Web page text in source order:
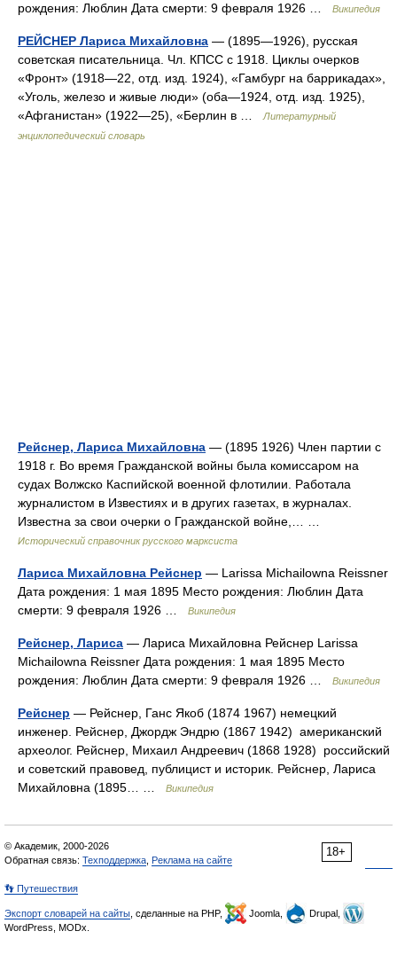
рождения: Люблин Дата смерти: 9 февраля 1926 …
Википедия
РЕЙСНЕР Лариса Михайловна — (1895—1926), русская
советская писательница. Чл. КПСС с 1918. Циклы очерков
«Фронт» (1918—22, отд. изд. 1924), «Гамбург на баррикадах»,
«Уголь, железо и живые люди» (оба—1924, отд. изд. 1925),
«Афганистан» (1922—25), «Берлин в …
Литературный
энциклопедический словарь
Рейснер, Лариса Михайловна — (1895 1926) Член партии с
1918 г. Во время Гражданской войны была комиссаром на
судах Волжско Каспийской военной флотилии. Работала
журналистом в Известиях и в других газетах, в журналах.
Известна за свои очерки о Гражданской войне,… …
Исторический справочник русского марксиста
Лариса Михайловна Рейснер — Larissa Michailowna Reissner
Дата рождения: 1 мая 1895 Место рождения: Люблин Дата
смерти: 9 февраля 1926 …
Википедия
Рейснер, Лариса — Лариса Михайловна Рейснер Larissa
Michailowna Reissner Дата рождения: 1 мая 1895 Место
рождения: Люблин Дата смерти: 9 февраля 1926 …
Википедия
Рейснер — Рейснер, Ганс Якоб (1874 1967) немецкий
инженер. Рейснер, Джордж Эндрю (1867 1942) американский
археолог. Рейснер, Михаил Андреевич (1868 1928) российский
и советский правовед, публицист и историк. Рейснер, Лариса
Михайловна (1895… …
Википедия
18+
© Академик, 2000-2026
Обратная связь: Техподдержка Реклама на сайте
👣 Путешествия
Экспорт словарей на сайты , сделанные на PHP, Joomla,
Drupal,
WordPress, MODx.